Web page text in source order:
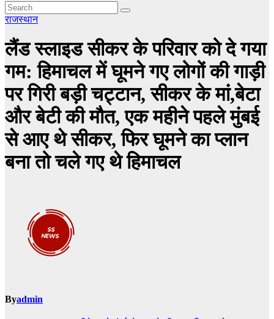
राजस्थान
लैंड स्लाइड सीकर के परिवार को दे गया
गम: हिमाचल में घूमने गए लोगों की गाड़ी
पर गिरी बड़ी चट्टान, सीकर के मां,बेटा
और बेटी की मौत, एक महीने पहले मुंबई
से आए थे सीकर, फिर घूमने का प्लान
बना तो चले गए थे हिमाचल
Byadmin